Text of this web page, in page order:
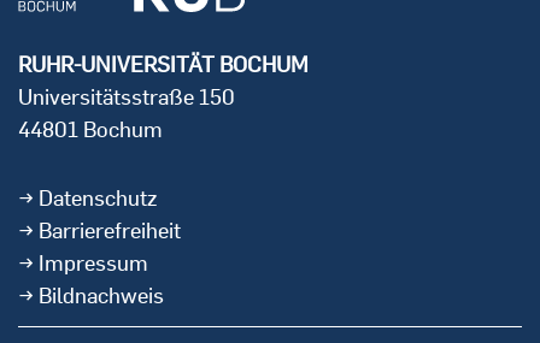
RUHR-UNIVERSITÄT BOCHUM
Universitätsstraße 150
44801 Bochum
Datenschutz
Barrierefreiheit
Impressum
Bildnachweis